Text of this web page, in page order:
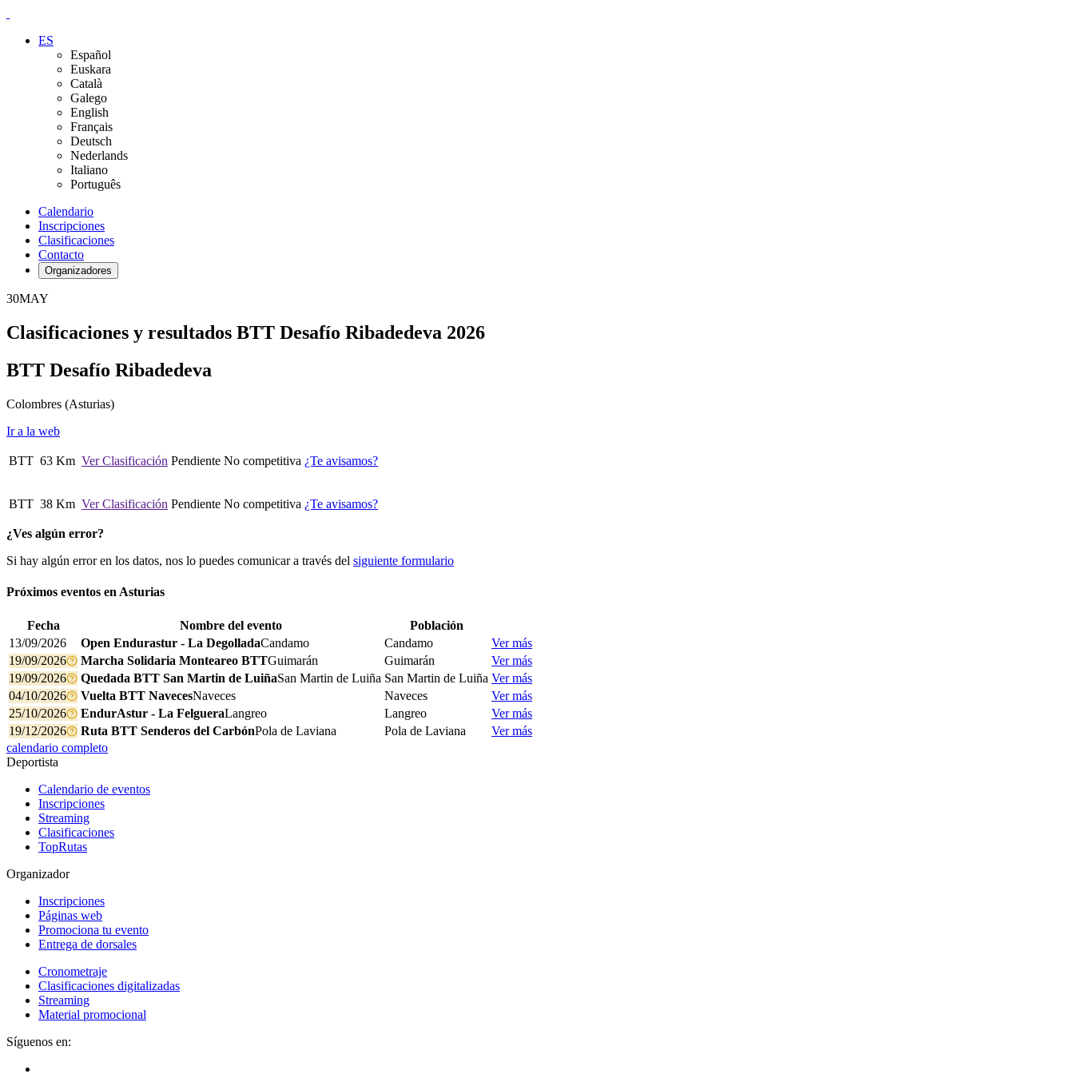
ES
Español
Euskara
Català
Galego
English
Français
Deutsch
Nederlands
Italiano
Português
Calendario
Inscripciones
Clasificaciones
Contacto
Organizadores
30MAY
Clasificaciones y resultados BTT Desafío Ribadedeva 2026
BTT Desafío Ribadedeva
Colombres (Asturias)
Ir a la web
BTT 63 Km Ver Clasificación Pendiente No competitiva ¿Te avisamos?
BTT 38 Km Ver Clasificación Pendiente No competitiva ¿Te avisamos?
¿Ves algún error?
Si hay algún error en los datos, nos lo puedes comunicar a través del siguiente formulario
Próximos eventos en Asturias
Fecha Nombre del evento
Población
13/09/2026
Open Endurastur - La DegolladaCandamo Candamo
Ver más
19/09/2026
Marcha Solidaria Monteareo BTTGuimarán Guimarán
Ver más
19/09/2026
Quedada BTT San Martin de LuiñaSan Martin de Luiña San Martin de Luiña Ver más
04/10/2026
Vuelta BTT NavecesNaveces Naveces
Ver más
25/10/2026
EndurAstur - La FelgueraLangreo Langreo
Ver más
19/12/2026
Ruta BTT Senderos del CarbónPola de Laviana Pola de Laviana
Ver más
calendario completo
Deportista
Calendario de eventos
Inscripciones
Streaming
Clasificaciones
TopRutas
Organizador
Inscripciones
Páginas web
Promociona tu evento
Entrega de dorsales
Cronometraje
Clasificaciones digitalizadas
Streaming
Material promocional
Síguenos en: